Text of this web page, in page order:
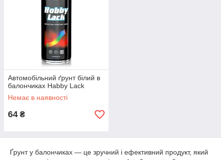
Автомобільний ґрунт білий в
балончиках Habby Lack
Немає в наявності
64 ₴
Ґрунт у балончиках — це зручний і ефективний продукт, який